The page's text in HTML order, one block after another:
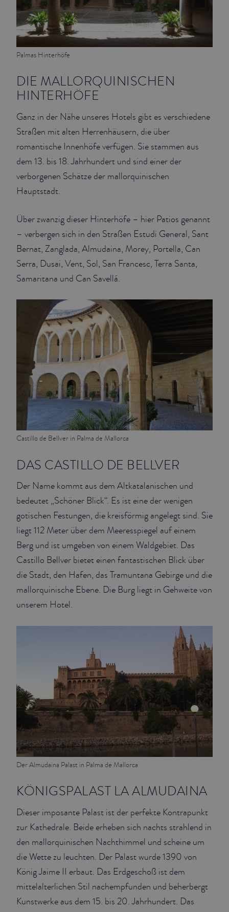
Palmas Hinterhöfe
DIE MALLORQUINISCHEN
HINTERHÖFE
Ganz in der Nähe unseres Hotels gibt es verschiedene
Straßen mit alten Herrenhäusern, die über
romantische Innenhöfe verfügen. Sie stammen aus
dem 13. bis 18. Jahrhundert und sind einer der
verborgenen Schätze der mallorquinischen
Hauptstadt.
Über zwanzig dieser Hinterhöfe – hier Patios genannt
– verbergen sich in den Straßen Estudi General, Sant
Bernat, Zanglada, Almudaina, Morey, Portella, Can
Serra, Dusai, Vent, Sol, San Francesc, Terra Santa,
Samaritana und Can Savellá.
Castillo de Bellver in Palma de Mallorca
DAS CASTILLO DE BELLVER
Der Name kommt aus dem Altkatalanischen und
bedeutet „Schöner Blick“. Es ist eine der wenigen
gotischen Festungen, die kreisförmig angelegt sind. Sie
liegt 112 Meter über dem Meeresspiegel auf einem
Berg und ist umgeben von einem Waldgebiet. Das
Castillo Bellver bietet einen fantastischen Blick über
die Stadt, den Hafen, das Tramuntana Gebirge und die
mallorquinische Ebene. Die Burg liegt in Gehweite von
unserem Hotel.
Der Almudaina Palast in Palma de Mallorca
KÖNIGSPALAST LA ALMUDAINA
Dieser imposante Palast ist der perfekte Kontrapunkt
zur Kathedrale. Beide erheben sich nachts strahlend in
den mallorquinischen Nachthimmel und scheine um
die Wette zu leuchten. Der Palast wurde 1390 von
König Jaime II erbaut. Das Erdgeschoß ist dem
mittelalterlichen Stil nachempfunden und beherbergt
Kunstwerke aus dem 15. bis 20. Jahrhundert. Das